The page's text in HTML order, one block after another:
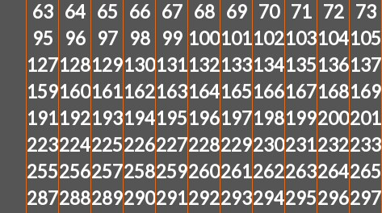
63 64 65 66 67 68 69 70 71 72 73
95
96 97 98 99 100101102103104105
127128129130131132133134135136137
159160161162163164165166167168169
191192193194195196197198199200201
223224225226227228229230231232233
255256257258259260261262263264265
287288289290291292293294295296297